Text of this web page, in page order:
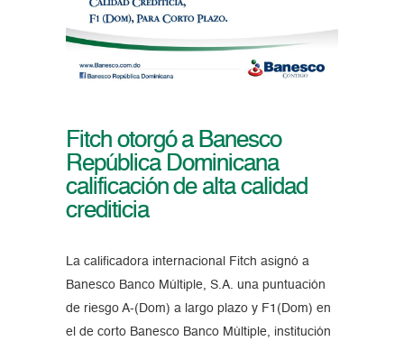
Fitch otorgó a Banesco
República Dominicana
calificación de alta calidad
crediticia
La calificadora internacional Fitch asignó a
Banesco Banco Múltiple, S.A. una puntuación
de riesgo A-(Dom) a largo plazo y F1(Dom) en
el de corto Banesco Banco Múltiple, institución